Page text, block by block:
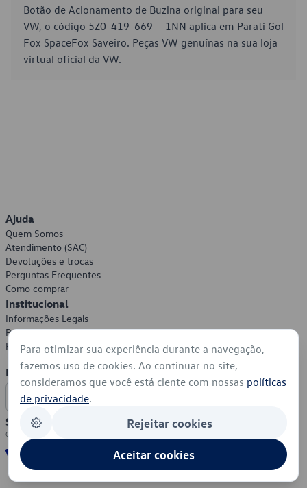
Botão de Acionamento de Buzina original para seu
VW, o código 5Z0-419-669- -1NN aplica em Parati Gol
Fox SpaceFox Saveiro. Peças VW genuínas na sua loja
virtual oficial da VW.
Ajuda
Quem Somos
Atendimento (SAC)
Devoluções e trocas
Perguntas Frequentes
Como comprar
Institucional
Informações Legais
Política de Privacidade
Política de Cookies
Formas de Pagamento
Segurança
Para otimizar sua experiência durante a navegação,
fazemos uso de cookies. Ao continuar no site,
consideramos que você está ciente com nossas políticas
de privacidade.
Rejeitar cookies
Aceitar cookies